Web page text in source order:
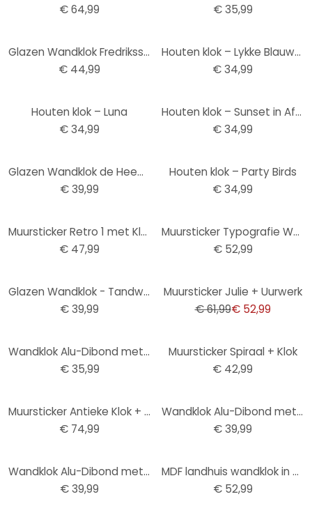
€ 64,99
€ 35,99
Glazen Wandklok Fredriksson - Hexagons
€ 44,99
Houten klok – Lykke Blauw-Grijs
€ 34,99
Houten klok – Luna
€ 34,99
Houten klok – Sunset in Africa
€ 34,99
Glazen Wandklok de Heem - Stilleven met Bloemen in Vaas
€ 39,99
Houten klok – Party Birds
€ 34,99
Muursticker Retro 1 met Klok
€ 47,99
Muursticker Typografie Woorden met Klok
€ 52,99
Glazen Wandklok - Tandwiel
€ 39,99
Muursticker Julie + Uurwerk
€ 61,99€ 52,99
Wandklok Alu-Dibond met Zilvereffect Punten
€ 35,99
Muursticker Spiraal + Klok
€ 42,99
Muursticker Antieke Klok + Uurwerk
€ 74,99
Wandklok Alu-Dibond met Zilvereffect Wereldkaart Negatief
€ 39,99
Wandklok Alu-Dibond met Kopereffect Modern
€ 39,99
MDF landhuis wandklok in houtlook met Romeinse cijfers Ø50 cm
€ 52,99